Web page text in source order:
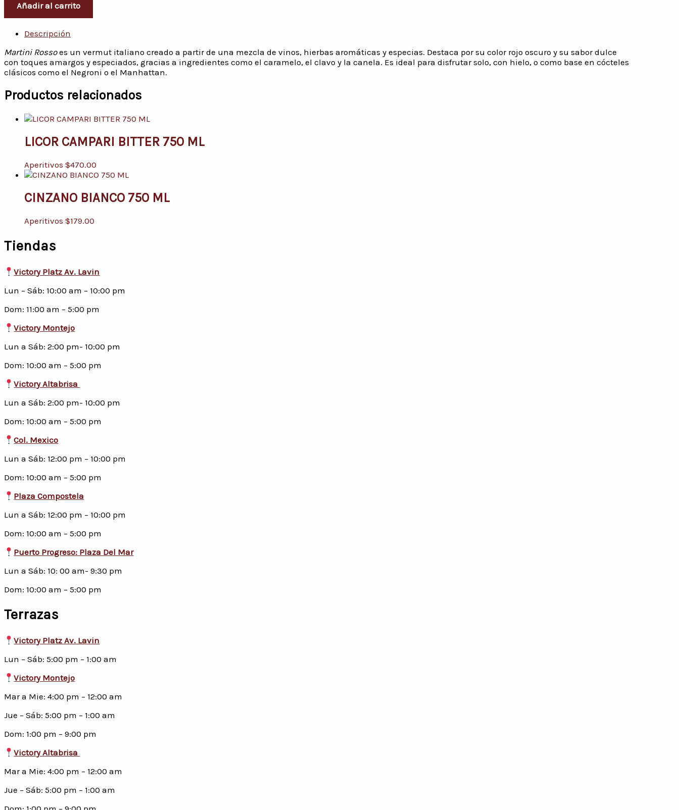
Añadir al carrito
Descripción
Martini Rossoes un vermut italiano creado a partir de una mezcla de vinos, hierbas aromáticas y especias. Destaca por su color rojo oscuro y su sabor dulce
con toques amargos y especiados, gracias a ingredientes como el caramelo, el clavo y la canela. Es ideal para disfrutar solo, con hielo, o como base en cócteles
clásicos como el Negroni o el Manhattan.
Productos relacionados
LICOR CAMPARI BITTER 750 ML
Aperitivos $470.00
CINZANO BIANCO 750 ML
Aperitivos $179.00
Tiendas
Victory Platz Av. Lavin
Lun – Sáb: 10:00 am – 10:00 pm
Dom: 11:00 am – 5:00 pm
Victory Montejo
Lun a Sáb: 2:00 pm- 10:00 pm
Dom: 10:00 am – 5:00 pm
Victory Altabrisa
Lun a Sáb: 2:00 pm- 10:00 pm
Dom: 10:00 am – 5:00 pm
Col. Mexico
Lun a Sáb: 12:00 pm – 10:00 pm
Dom: 10:00 am – 5:00 pm
Plaza Compostela
Lun a Sáb: 12:00 pm – 10:00 pm
Dom: 10:00 am – 5:00 pm
Puerto Progreso: Plaza Del Mar
Lun a Sáb: 10: 00 am- 9:30 pm
Dom: 10:00 am – 5:00 pm
Terrazas
Victory Platz Av. Lavin
Lun – Sáb: 5:00 pm – 1:00 am
Victory Montejo
Mar a Mie: 4:00 pm – 12:00 am
Jue – Sáb: 5:00 pm – 1:00 am
Dom: 1:00 pm – 9:00 pm
Victory Altabrisa
Mar a Mie: 4:00 pm – 12:00 am
Jue – Sáb: 5:00 pm – 1:00 am